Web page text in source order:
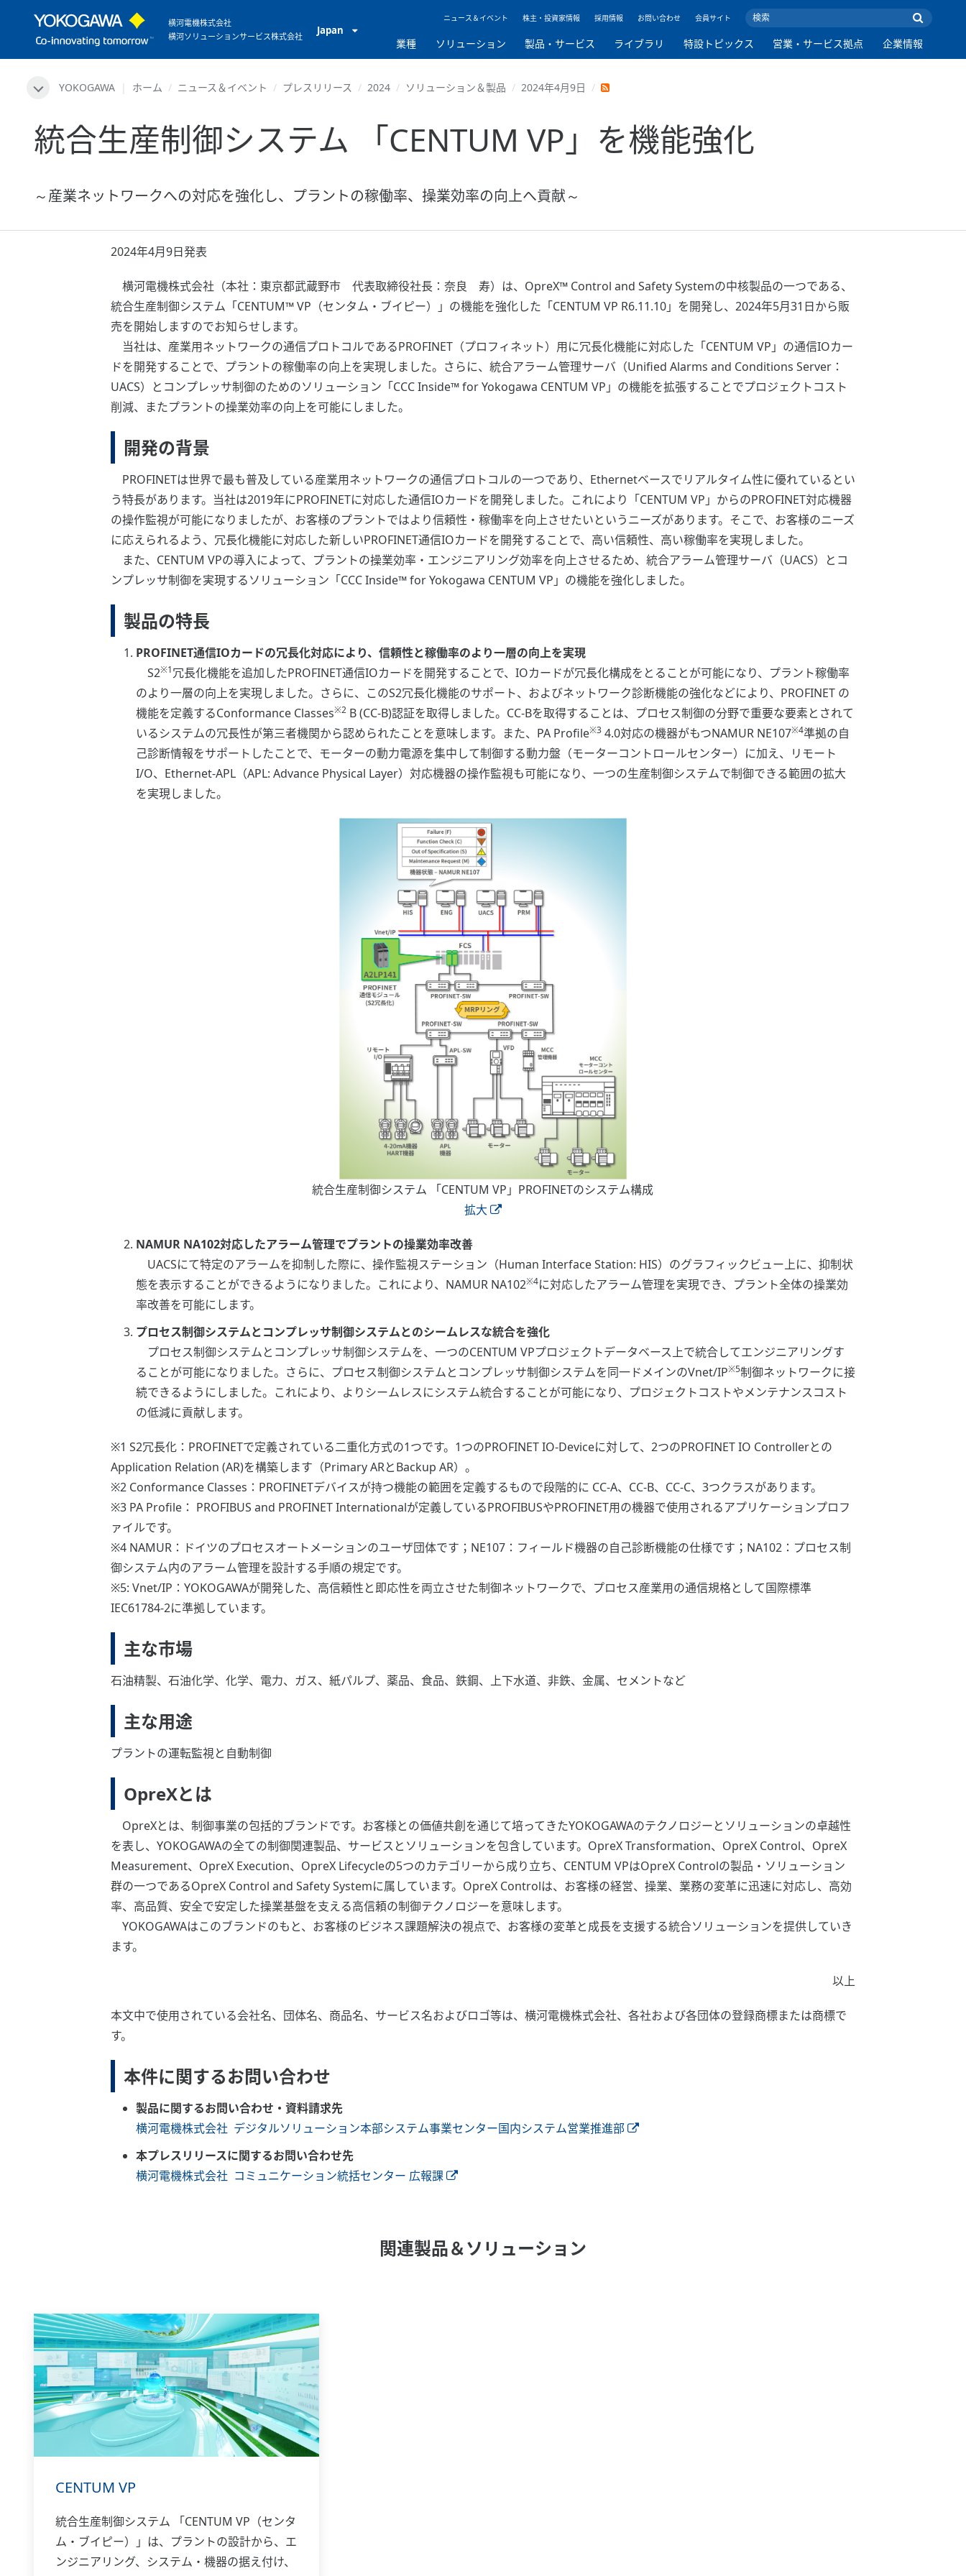
横河電機株式会社
横河ソリューションサービス株式会社
Japan
ニュース＆イベント 株主・投資家情報 採用情報 お問い合わせ 会員サイト
業種 ソリューション 製品・サービス ライブラリ 特設トピックス 営業・サービス拠点 企業情報
YOKOGAWA ホーム ニュース＆イベント プレスリリース 2024 ソリューション＆製品 2024年4月9日
統合生産制御システム 「CENTUM VP」を機能強化
～産業ネットワークへの対応を強化し、プラントの稼働率、操業効率の向上へ貢献～
2024年4月9日発表
横河電機株式会社（本社：東京都武蔵野市 代表取締役社長：奈良 寿）は、OpreX™ Control and Safety Systemの中核製品の一つである、
統合生産制御システム「CENTUM™ VP（センタム・ブイピー）」の機能を強化した「CENTUM VP R6.11.10」を開発し、2024年5月31日から販
売を開始しますのでお知らせします。
当社は、産業用ネットワークの通信プロトコルであるPROFINET（プロフィネット）用に冗長化機能に対応した「CENTUM VP」の通信IOカー
ドを開発することで、プラントの稼働率の向上を実現しました。さらに、統合アラーム管理サーバ（Unified Alarms and Conditions Server：
UACS）とコンプレッサ制御のためのソリューション「CCC Inside™ for Yokogawa CENTUM VP」の機能を拡張することでプロジェクトコスト
削減、またプラントの操業効率の向上を可能にしました。
開発の背景
PROFINETは世界で最も普及している産業用ネットワークの通信プロトコルの一つであり、Ethernetベースでリアルタイム性に優れているとい
う特長があります。当社は2019年にPROFINETに対応した通信IOカードを開発しました。これにより「CENTUM VP」からのPROFINET対応機器
の操作監視が可能になりましたが、お客様のプラントではより信頼性・稼働率を向上させたいというニーズがあります。そこで、お客様のニーズ
に応えられるよう、冗長化機能に対応した新しいPROFINET通信IOカードを開発することで、高い信頼性、高い稼働率を実現しました。
また、CENTUM VPの導入によって、プラントの操業効率・エンジニアリング効率を向上させるため、統合アラーム管理サーバ（UACS）とコ
ンプレッサ制御を実現するソリューション「CCC Inside™ for Yokogawa CENTUM VP」の機能を強化しました。
製品の特長
PROFINET通信IOカードの冗長化対応により、信頼性と稼働率のより一層の向上を実現
S2※1冗長化機能を追加したPROFINET通信IOカードを開発することで、IOカードが冗長化構成をとることが可能になり、プラント稼働率
のより一層の向上を実現しました。さらに、このS2冗長化機能のサポート、およびネットワーク診断機能の強化などにより、PROFINET の
機能を定義するConformance Classes※2B (CC-B)認証を取得しました。CC-Bを取得することは、プロセス制御の分野で重要な要素とされて
いるシステムの冗長性が第三者機関から認められたことを意味します。また、PA Profile※34.0対応の機器がもつNAMUR NE107※4準拠の自
己診断情報をサポートしたことで、モーターの動力電源を集中して制御する動力盤（モーターコントロールセンター）に加え、リモート
I/O、Ethernet-APL（APL: Advance Physical Layer）対応機器の操作監視も可能になり、一つの生産制御システムで制御できる範囲の拡大
を実現しました。
統合生産制御システム 「CENTUM VP」PROFINETのシステム構成
拡大
NAMUR NA102対応したアラーム管理でプラントの操業効率改善
UACSにて特定のアラームを抑制した際に、操作監視ステーション（Human Interface Station: HIS）のグラフィックビュー上に、抑制状
態を表示することができるようになりました。これにより、NAMUR NA102※4に対応したアラーム管理を実現でき、プラント全体の操業効
率改善を可能にします。
プロセス制御システムとコンプレッサ制御システムとのシームレスな統合を強化
プロセス制御システムとコンプレッサ制御システムを、一つのCENTUM VPプロジェクトデータベース上で統合してエンジニアリングす
ることが可能になりました。さらに、プロセス制御システムとコンプレッサ制御システムを同一ドメインのVnet/IP※5制御ネットワークに接
続できるようにしました。これにより、よりシームレスにシステム統合することが可能になり、プロジェクトコストやメンテナンスコスト
の低減に貢献します。
※1 S2冗長化：PROFINETで定義されている二重化方式の1つです。1つのPROFINET IO-Deviceに対して、2つのPROFINET IO Controllerとの
Application Relation (AR)を構築します（Primary ARとBackup AR）。
※2 Conformance Classes：PROFINETデバイスが持つ機能の範囲を定義するもので段階的に CC-A、CC-B、CC-C、3つクラスがあります。
※3 PA Profile： PROFIBUS and PROFINET Internationalが定義しているPROFIBUSやPROFINET用の機器で使用されるアプリケーションプロフ
ァイルです。
※4 NAMUR：ドイツのプロセスオートメーションのユーザ団体です；NE107：フィールド機器の自己診断機能の仕様です；NA102：プロセス制
御システム内のアラーム管理を設計する手順の規定です。
※5: Vnet/IP：YOKOGAWAが開発した、高信頼性と即応性を両立させた制御ネットワークで、プロセス産業用の通信規格として国際標準
IEC61784-2に準拠しています。
主な市場
石油精製、石油化学、化学、電力、ガス、紙パルプ、薬品、食品、鉄鋼、上下水道、非鉄、金属、セメントなど
主な用途
プラントの運転監視と自動制御
OpreXとは
OpreXとは、制御事業の包括的ブランドです。お客様との価値共創を通じて培ってきたYOKOGAWAのテクノロジーとソリューションの卓越性
を表し、YOKOGAWAの全ての制御関連製品、サービスとソリューションを包含しています。OpreX Transformation、OpreX Control、OpreX
Measurement、OpreX Execution、OpreX Lifecycleの5つのカテゴリーから成り立ち、CENTUM VPはOpreX Controlの製品・ソリューション
群の一つであるOpreX Control and Safety Systemに属しています。OpreX Controlは、お客様の経営、操業、業務の変革に迅速に対応し、高効
率、高品質、安全で安定した操業基盤を支える高信頼の制御テクノロジーを意味します。
YOKOGAWAはこのブランドのもと、お客様のビジネス課題解決の視点で、お客様の変革と成長を支援する統合ソリューションを提供していき
ます。
以上
本文中で使用されている会社名、団体名、商品名、サービス名およびロゴ等は、横河電機株式会社、各社および各団体の登録商標または商標で
す。
本件に関するお問い合わせ
製品に関するお問い合わせ・資料請求先
横河電機株式会社 デジタルソリューション本部システム事業センター国内システム営業推進部
本プレスリリースに関するお問い合わせ先
横河電機株式会社 コミュニケーション統括センター 広報課
関連製品＆ソリューション
CENTUM VP
統合生産制御システム 「CENTUM VP（センタ
ム・ブイピー）」は、プラントの設計から、エ
ンジニアリング、システム・機器の据え付け、